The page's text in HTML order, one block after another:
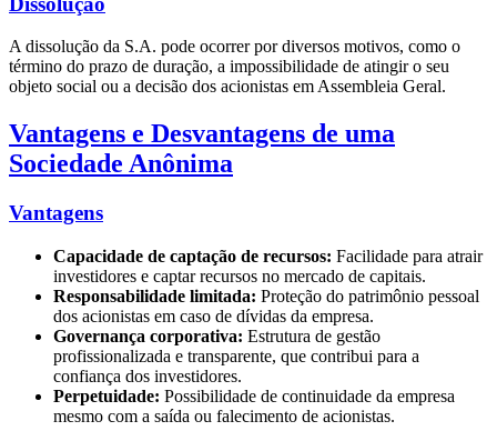
A dissolução da S.A. pode ocorrer por diversos motivos, como o
término do prazo de duração, a impossibilidade de atingir o seu
objeto social ou a decisão dos acionistas em Assembleia Geral.
Vantagens e Desvantagens de uma
Sociedade Anônima
Vantagens
Capacidade de captação de recursos: Facilidade para atrair
investidores e captar recursos no mercado de capitais.
Responsabilidade limitada: Proteção do patrimônio pessoal
dos acionistas em caso de dívidas da empresa.
Governança corporativa: Estrutura de gestão
profissionalizada e transparente, que contribui para a
confiança dos investidores.
Perpetuidade: Possibilidade de continuidade da empresa
mesmo com a saída ou falecimento de acionistas.